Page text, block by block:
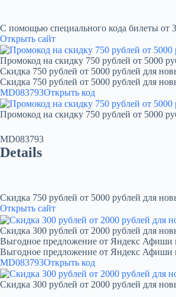
С помощью специального кода билеты от
Открыть сайт
Промокод на скидку 750 рублей от 5000
Скидка 750 рублей от 5000 рублей для
Скидка 750 рублей от 5000 рублей для
MD083793Открыть код
Промокод на скидку 750 рублей от 5000
MD083793
Details
Скидка 750 рублей от 5000 рублей для
Открыть сайт
Скидка 300 рублей от 2000 рублей для
Выгодное предложение от Яндекс Афиши
Выгодное предложение от Яндекс Афиши
MD083793Открыть код
Скидка 300 рублей от 2000 рублей для